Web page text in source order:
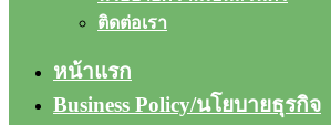
ติดต่อเรา
หน้าแรก
Business Policy/นโยบายธุรกิจ